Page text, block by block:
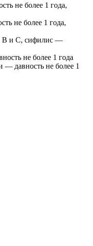
не более 1 года,
не более 1 года,
В и С, сифилис —
не более 1 года
давность не более 1